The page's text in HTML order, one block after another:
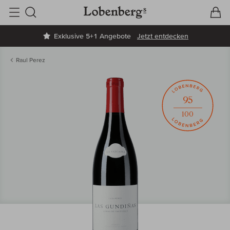
Exklusive 5+1 Angebote Jetzt entdecken
Suche
Raul Perez
95
100